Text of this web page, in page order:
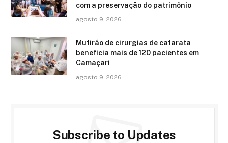
com a preservação do patrimônio
agosto 9, 2026
Mutirão de cirurgias de catarata
beneficia mais de 120 pacientes em
Camaçari
agosto 9, 2026
Subscribe to Updates